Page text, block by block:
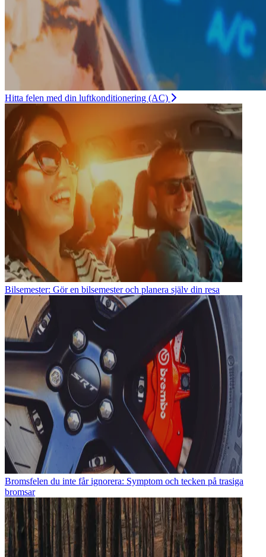
Hitta felen med din luftkonditionering (AC)
Bilsemester: Gör en bilsemester och planera själv din resa
Bromsfelen du inte får ignorera: Symptom och tecken på trasiga
bromsar